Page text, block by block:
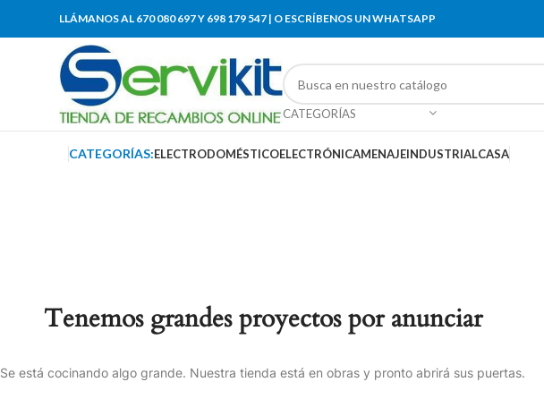
LLÁMANOS AL 670 080 697 Y 698 179 547 | O ESCRÍBENOS UN WHATSAPP
CATEGORÍAS
CATEGORÍAS:ELECTRODOMÉSTICOELECTRÓNICAMENAJEINDUSTRIALCASA
Tenemos grandes proyectos por anunciar
Se está cocinando algo grande. Nuestra tienda está en obras y pronto abrirá sus puertas.